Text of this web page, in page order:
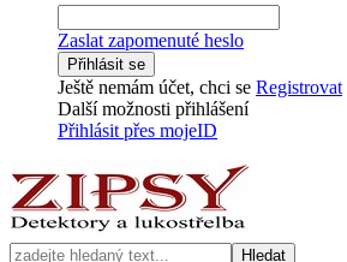
Zaslat zapomenuté heslo
Přihlásit se
Ještě nemám účet, chci se Registrovat
Další možnosti přihlášení
Přihlásit přes mojeID
Hledat